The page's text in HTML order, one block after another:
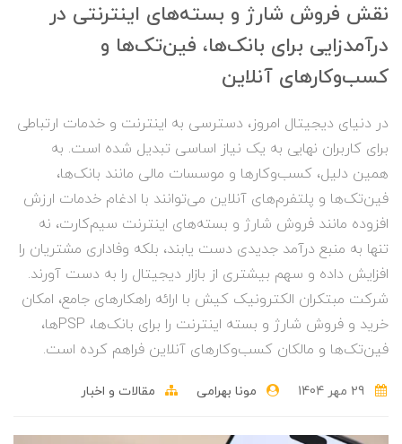
نقش فروش شارژ و بسته‌های اینترنتی در
درآمدزایی برای بانک‌ها، فین‌تک‌ها و
کسب‌وکارهای آنلاین
در دنیای دیجیتال امروز، دسترسی به اینترنت و خدمات ارتباطی
برای کاربران نهایی به یک نیاز اساسی تبدیل شده است. به
همین دلیل، کسب‌وکارها و موسسات مالی مانند بانک‌ها،
فین‌تک‌ها و پلتفرم‌های آنلاین می‌توانند با ادغام خدمات ارزش
افزوده مانند فروش شارژ و بسته‌های اینترنت سیم‌کارت، نه
تنها به منبع درآمد جدیدی دست یابند، بلکه وفاداری مشتریان را
افزایش داده و سهم بیشتری از بازار دیجیتال را به دست آورند.
شرکت مبتکران الکترونیک کیش با ارائه راهکارهای جامع، امکان
خرید و فروش شارژ و بسته اینترنت را برای بانک‌ها، PSPها،
فین‌تک‌ها و مالکان کسب‌وکارهای آنلاین فراهم کرده است.
مونا بهرامی مقالات و اخبار